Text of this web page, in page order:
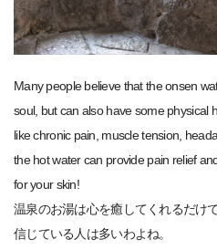
Many people believe that the onsen
soul, but can also have some physical
like chronic pain, muscle tension,
the hot water can provide pain relief
for your skin!
温泉のお湯は心を癒してくれるだけ
信じている人は多いわよね。